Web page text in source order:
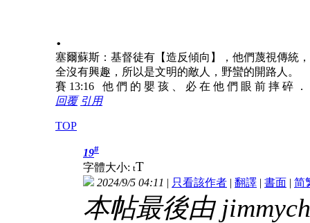
.
塞爾蘇斯：基督徒有【造反傾向】，他們蔑視傳統
全沒有興趣，所以是文明的敵人，野蠻的開路人。
賽 13:16 他 們 的 嬰 孩 、 必 在 他 們 眼 前 摔 碎
回覆 引用
TOP
19#
字體大小: tT
2024/9/5 04:11 | 只看該作者 | 翻譯 | 書面 | 简
本帖最後由